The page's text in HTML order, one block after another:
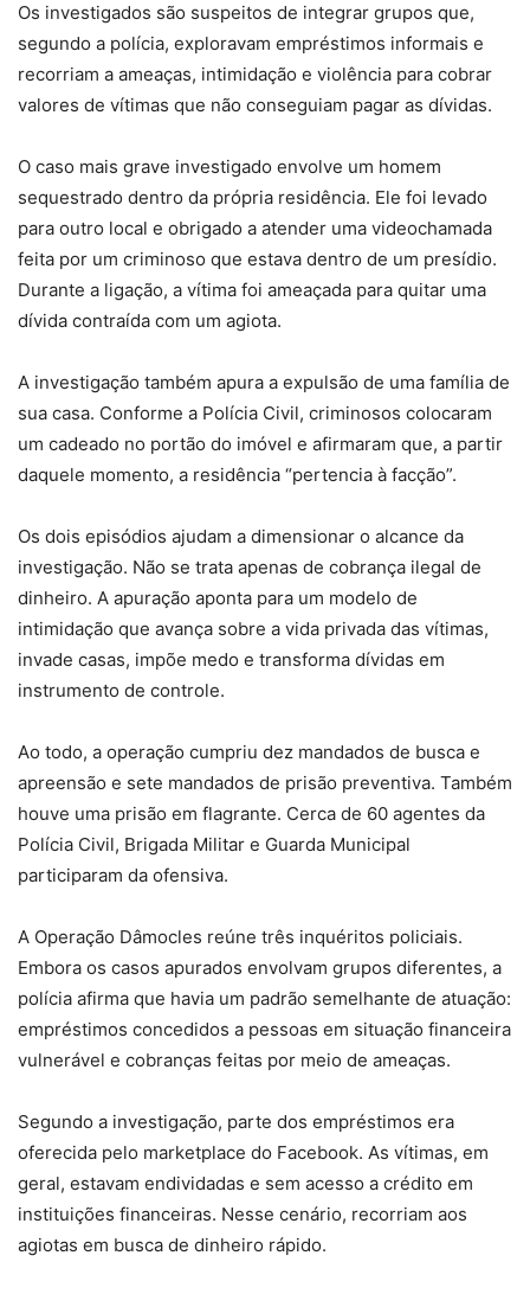
Os investigados são suspeitos de integrar grupos que,
segundo a polícia, exploravam empréstimos informais e
recorriam a ameaças, intimidação e violência para cobrar
valores de vítimas que não conseguiam pagar as dívidas.
O caso mais grave investigado envolve um homem
sequestrado dentro da própria residência. Ele foi levado
para outro local e obrigado a atender uma videochamada
feita por um criminoso que estava dentro de um presídio.
Durante a ligação, a vítima foi ameaçada para quitar uma
dívida contraída com um agiota.
A investigação também apura a expulsão de uma família de
sua casa. Conforme a Polícia Civil, criminosos colocaram
um cadeado no portão do imóvel e afirmaram que, a partir
daquele momento, a residência “pertencia à facção”.
Os dois episódios ajudam a dimensionar o alcance da
investigação. Não se trata apenas de cobrança ilegal de
dinheiro. A apuração aponta para um modelo de
intimidação que avança sobre a vida privada das vítimas,
invade casas, impõe medo e transforma dívidas em
instrumento de controle.
Ao todo, a operação cumpriu dez mandados de busca e
apreensão e sete mandados de prisão preventiva. Também
houve uma prisão em flagrante. Cerca de 60 agentes da
Polícia Civil, Brigada Militar e Guarda Municipal
participaram da ofensiva.
A Operação Dâmocles reúne três inquéritos policiais.
Embora os casos apurados envolvam grupos diferentes, a
polícia afirma que havia um padrão semelhante de atuação:
empréstimos concedidos a pessoas em situação financeira
vulnerável e cobranças feitas por meio de ameaças.
Segundo a investigação, parte dos empréstimos era
oferecida pelo marketplace do Facebook. As vítimas, em
geral, estavam endividadas e sem acesso a crédito em
instituições financeiras. Nesse cenário, recorriam aos
agiotas em busca de dinheiro rápido.